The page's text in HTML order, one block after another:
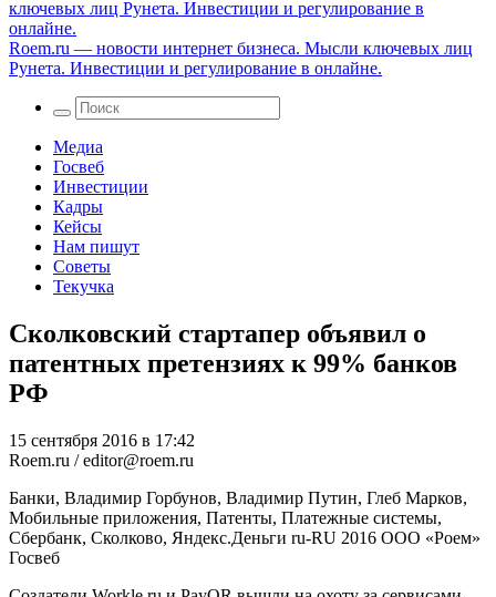
Roem.ru — новости интернет бизнеса. Мысли ключевых лиц
Рунета. Инвестиции и регулирование в онлайне.
Медиа
Госвеб
Инвестиции
Кадры
Кейсы
Нам пишут
Советы
Текучка
Сколковский стартапер объявил о
патентных претензиях к 99% банков
РФ
15 сентября 2016 в 17:42
Roem.ru / editor@roem.ru
Банки, Владимир Горбунов, Владимир Путин, Глеб Марков,
Мобильные приложения, Патенты, Платежные системы,
Сбербанк, Сколково, Яндекс.Деньги ru-RU 2016 ООО «Роем»
Госвеб